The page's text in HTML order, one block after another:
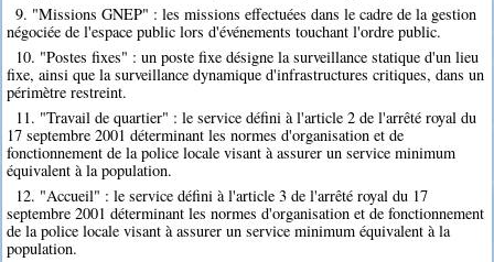
9. "Missions GNEP" : les missions effectuées dans le cadre de la gestion
négociée de l'espace public lors d'événements touchant l'ordre public.
10. "Postes fixes" : un poste fixe désigne la surveillance statique d'un lieu
fixe, ainsi que la surveillance dynamique d'infrastructures critiques, dans un
périmètre restreint.
11. "Travail de quartier" : le service défini à l'article 2 de l'arrêté royal du
17 septembre 2001 déterminant les normes d'organisation et de
fonctionnement de la police locale visant à assurer un service minimum
équivalent à la population.
12. "Accueil" : le service défini à l'article 3 de l'arrêté royal du 17
septembre 2001 déterminant les normes d'organisation et de fonctionnement
de la police locale visant à assurer un service minimum équivalent à la
population.